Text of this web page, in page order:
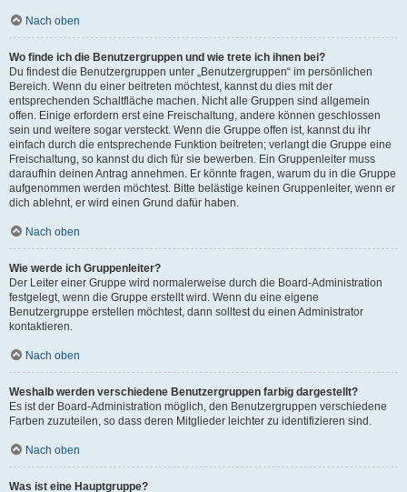
Nach oben
Wo finde ich die Benutzergruppen und wie trete ich ihnen bei?
Du findest die Benutzergruppen unter „Benutzergruppen“ im persönlichen
Bereich. Wenn du einer beitreten möchtest, kannst du dies mit der
entsprechenden Schaltfläche machen. Nicht alle Gruppen sind allgemein
offen. Einige erfordern erst eine Freischaltung, andere können geschlossen
sein und weitere sogar versteckt. Wenn die Gruppe offen ist, kannst du ihr
einfach durch die entsprechende Funktion beitreten; verlangt die Gruppe eine
Freischaltung, so kannst du dich für sie bewerben. Ein Gruppenleiter muss
daraufhin deinen Antrag annehmen. Er könnte fragen, warum du in die Gruppe
aufgenommen werden möchtest. Bitte belästige keinen Gruppenleiter, wenn er
dich ablehnt, er wird einen Grund dafür haben.
Nach oben
Wie werde ich Gruppenleiter?
Der Leiter einer Gruppe wird normalerweise durch die Board-Administration
festgelegt, wenn die Gruppe erstellt wird. Wenn du eine eigene
Benutzergruppe erstellen möchtest, dann solltest du einen Administrator
kontaktieren.
Nach oben
Weshalb werden verschiedene Benutzergruppen farbig dargestellt?
Es ist der Board-Administration möglich, den Benutzergruppen verschiedene
Farben zuzuteilen, so dass deren Mitglieder leichter zu identifizieren sind.
Nach oben
Was ist eine Hauptgruppe?